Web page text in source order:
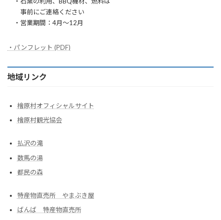
事前にご連絡ください
・営業期間：4月〜12月
・パンフレット (PDF)
地域リンク
檜原村オフィシャルサイト
檜原村観光協会
払沢の滝
数馬の湯
都民の森
特産物直売所 やまぶき屋
ばんば 特産物直売所